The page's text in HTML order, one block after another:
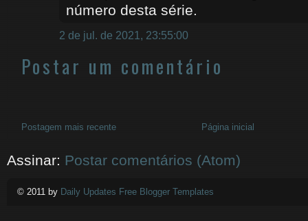
número desta série.
2 de jul. de 2021, 23:55:00
Postar um comentário
Postagem mais recente Página inicial
Assinar: Postar comentários (Atom)
© 2011 by Daily Updates Free Blogger Templates